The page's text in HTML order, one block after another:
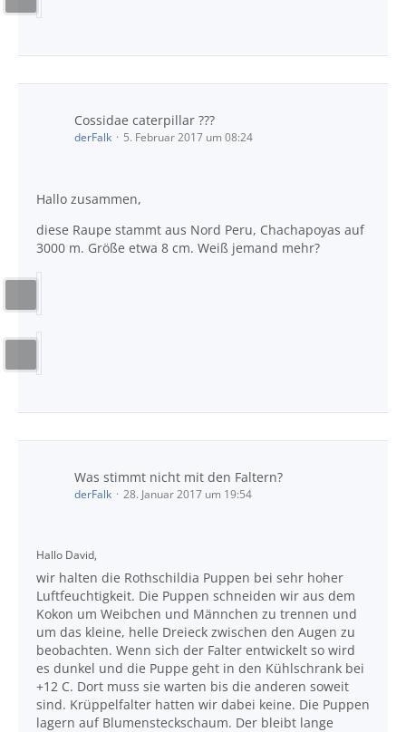
Cossidae caterpillar ???
derFalk 5. Februar 2017 um 08:24
Hallo zusammen,
diese Raupe stammt aus Nord Peru, Chachapoyas auf
3000 m. Größe etwa 8 cm. Weiß jemand mehr?
Was stimmt nicht mit den Faltern?
derFalk 28. Januar 2017 um 19:54
Hallo David,
wir halten die Rothschildia Puppen bei sehr hoher
Luftfeuchtigkeit. Die Puppen schneiden wir aus dem
Kokon um Weibchen und Männchen zu trennen und
um das kleine, helle Dreieck zwischen den Augen zu
beobachten. Wenn sich der Falter entwickelt so wird
es dunkel und die Puppe geht in den Kühlschrank bei
+12 C. Dort muss sie warten bis die anderen soweit
sind. Krüppelfalter hatten wir dabei keine. Die Puppen
lagern auf Blumensteckschaum. Der bleibt lange